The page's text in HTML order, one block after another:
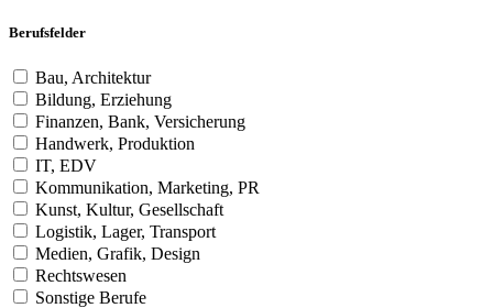
Berufsfelder
Bau, Architektur
Bildung, Erziehung
Finanzen, Bank, Versicherung
Handwerk, Produktion
IT, EDV
Kommunikation, Marketing, PR
Kunst, Kultur, Gesellschaft
Logistik, Lager, Transport
Medien, Grafik, Design
Rechtswesen
Sonstige Berufe